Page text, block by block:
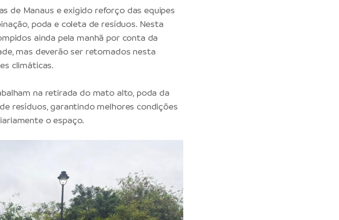
de Manaus e exigido reforço das equipes
poda e coleta de resíduos. Nesta
ainda pela manhã por conta da
mas deverão ser retomados nesta
climáticas.
na retirada do mato alto, poda da
resíduos, garantindo melhores condições
o espaço.